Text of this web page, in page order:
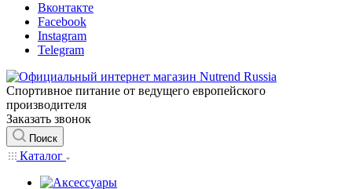
Вконтакте
Facebook
Instagram
Telegram
Спортивное питание от ведущего европейского
производителя
Заказать звонок
Поиск
Каталог